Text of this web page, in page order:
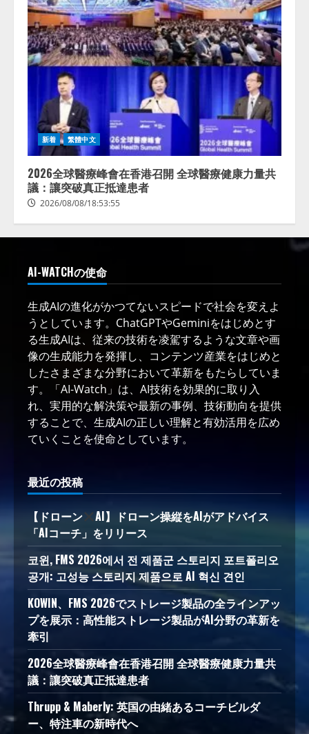
新着 繁體中文
2026全球醫療峰會在香港召開 全球醫療健康力量共
議：讓突破真正抵達患者
2026/08/08/18:53:55
AI-WATCHの使命
生成AIの進化がかつてないスピードで社会を変えよ
うとしています。ChatGPTやGeminiをはじめとす
る生成AIは、従来の技術を凌駕するような文章や画
像の生成能力を発揮し、コンテンツ産業をはじめと
したさまざまな分野において革新をもたらしていま
す。「AI-Watch」は、AI技術を効果的に取り入
れ、実用的な解決策や最新の事例、技術動向を提供
することで、生成AIの正しい理解と有効活用を広め
ていくことを使命としています。
最近の投稿
【ドローン
AI】ドローン操縦をAIがアドバイス
「AIコーチ」をリリース
코윈, FMS 2026에서 전 제품군 스토리지 포트폴리오
공개: 고성능 스토리지 제품으로 AI 혁신 견인
KOWIN、FMS 2026でストレージ製品の全ラインアッ
プを展示：高性能ストレージ製品がAI分野の革新を
牽引
2026全球醫療峰會在香港召開 全球醫療健康力量共
議：讓突破真正抵達患者
Thrupp & Maberly: 英国の由緒あるコーチビルダ
ー、特注車の新時代へ